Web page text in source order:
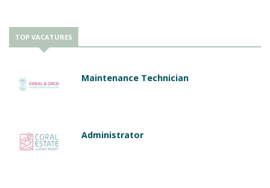
TOP VACATURES
Maintenance Technician
Administrator